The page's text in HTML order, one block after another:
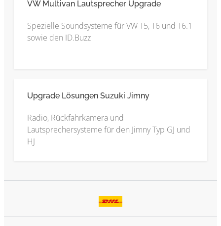
VW Multivan Lautsprecher Upgrade
Spezielle Soundsysteme für VW T5, T6 und T6.1
sowie den ID.Buzz
Upgrade Lösungen Suzuki Jimny
Radio, Rückfahrkamera und
Lautsprechersysteme für den Jimny Typ GJ und
HJ